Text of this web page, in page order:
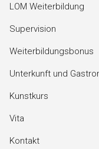
LOM Weiterbildung
Supervision
Weiterbildungsbonus
Unterkunft und
Kunstkurs
Vita
Kontakt